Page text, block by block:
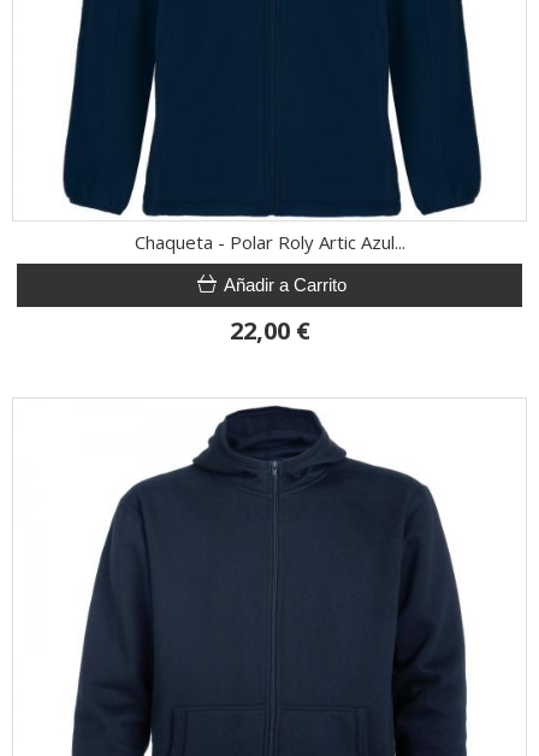
Chaqueta - Polar Roly Artic Azul...
Añadir a Carrito
22,00 €